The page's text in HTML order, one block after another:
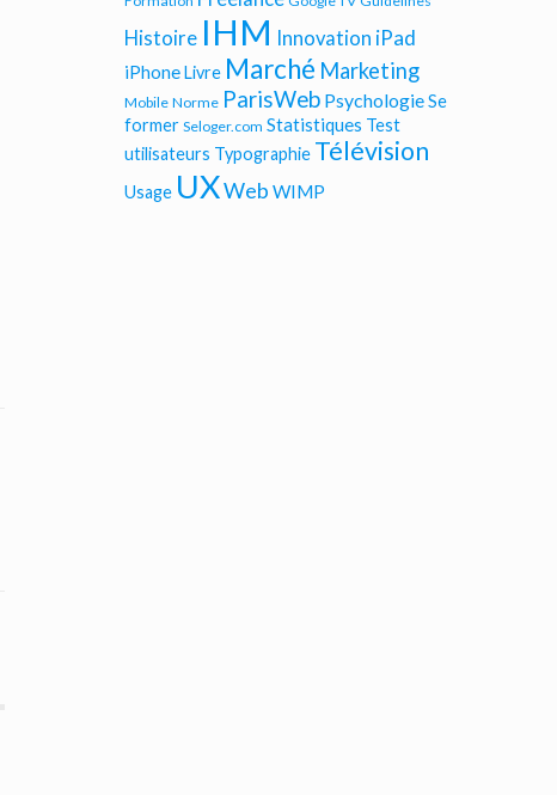
Histoire IHM Innovation iPad
iPhoneLivre Marché Marketing
Mobile Norme ParisWeb PsychologieSe
former Seloger.com Statistiques Test
utilisateurs Typographie Télévision
Usage UXWeb WIMP